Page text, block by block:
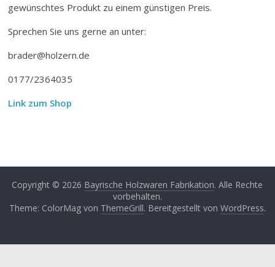
gewünschtes Produkt zu einem günstigen Preis.
Sprechen Sie uns gerne an unter:
brader@holzern.de
0177/2364035
Link zum Shop
Copyright © 2026 Bayrische Holzwaren Fabrikation. Alle Rechte
vorbehalten.
Theme: ColorMag von ThemeGrill. Bereitgestellt von WordPress.